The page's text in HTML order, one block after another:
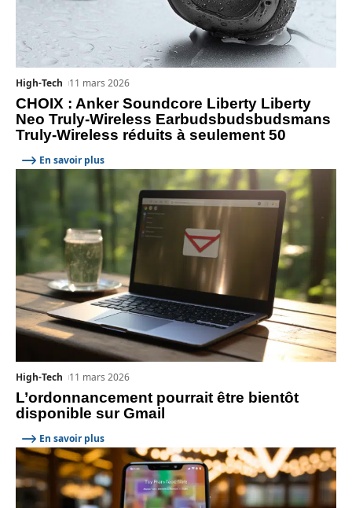
CHOIX : Anker Soundcore Liberty Liberty
Neo Truly-Wireless Earbudsbudsbudsmans
Truly-Wireless réduits à seulement 50
High-Tech 11 mars 2026
En savoir plus
L’ordonnancement pourrait être bientôt
disponible sur Gmail
High-Tech 11 mars 2026
En savoir plus